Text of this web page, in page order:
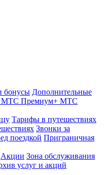
бонусы Дополнительные
МТС Премиум+ МТС
Тарифы в путешествиях
Звонки за
поездкой Приграничная
Акции Зона обслуживания
услуг и акций